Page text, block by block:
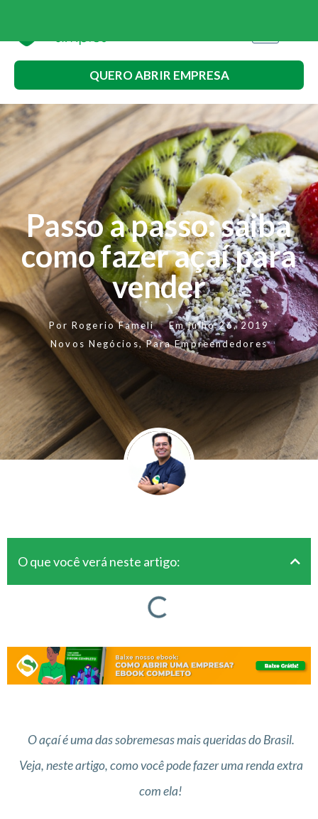
QUERO ABRIR EMPRESA
Passo a passo: saiba
como fazer açaí para
vender
Por Rogerio Fameli Em julho 26, 2019
Novos Negócios,Para Empreendedores
O que você verá neste artigo:
O açaí é uma das sobremesas mais queridas do Brasil.
Veja, neste artigo, como você pode fazer uma renda extra
com ela!